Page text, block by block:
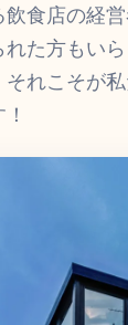
食店の経
た方もい
れこそが